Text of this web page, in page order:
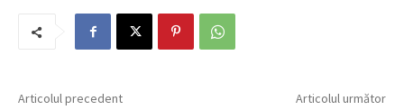
Articolul precedent Articolul următor